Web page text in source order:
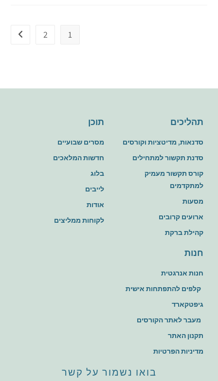
1
2
תהליכים
סדנאות, מדיטציות וקורסים
סדנת תקשור למתחילים
קורס תקשור מעמיק
למתקדמים
מסעות
ארועים קרובים
קהילת ברקת
תוכן
מסרים שבועיים
חדשות המלאכים
בלוג
לייבים
אודות
לקוחות ממליצים
חנות
חנות אנרגטית
קלפים להתפתחות אישית
גיפטקארד
מעבר לאתר הקורסים
תקנון האתר
מדיניות הפרטיות
בואו נשמור על קשר